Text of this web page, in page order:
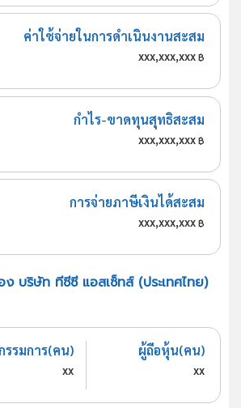
ค่าใช้จ่ายในการดำเนินงานสะสม
xxx,xxx,xxx฿
กำไร-ขาดทุนสุทธิสะสม
xxx,xxx,xxx฿
การจ่ายภาษีเงินได้สะสม
xxx,xxx,xxx฿
บริษัท ทีซีซี แอสเซ็ทส์ (ประเทศไทย)
รรมการ(คน)
xx
ผู้ถือหุ้น(คน)
xx